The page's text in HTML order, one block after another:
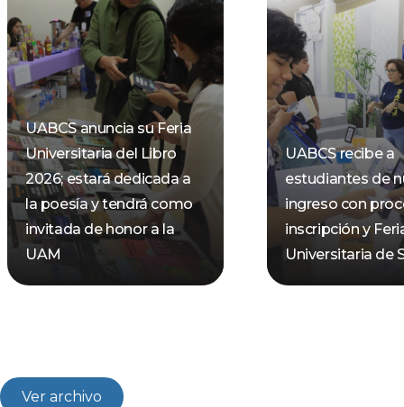
UABCS anuncia su Feria
Universitaria del Libro
2026; estará dedicada a
la poesía y tendrá como
invitada de honor a la
UAM
UABCS recibe a
estudiantes de
ingreso con
inscripción y
Universitaria de
Ver archivo